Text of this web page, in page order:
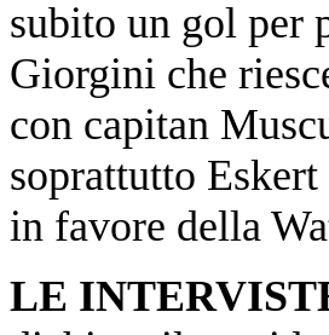
subito un gol per
Giorgini che
con capitan
soprattutto
in favore della
LE